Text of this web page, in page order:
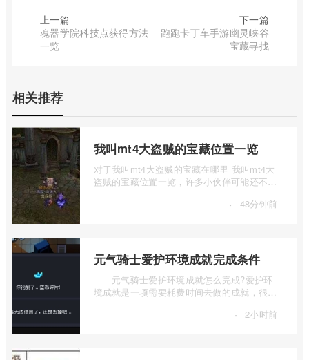
上一篇
魂器学院科技点获得方法
一览
下一篇
跑跑卡丁车手游幽灵峡谷
宝藏寻找
相关推荐
我叫mt4大盗贼的宝藏位置一览
对于我叫mt4大盗贼的宝藏在哪里 我叫mt4大
盗贼的宝藏位置一览，许多小伙伴可能还不太
· 48分钟前
元气骑士爱护环境成就完成条件
元气骑士爱护环境成就怎么完成?爱护环
境成就是一项需要耗费时间去做的成就，很多
· 2小时前